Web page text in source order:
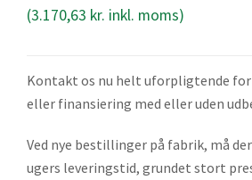
(3.170,63 kr. inkl. moms)
Kontakt os nu helt uforpligtende for
eller finansiering med eller uden
Ved nye bestillinger på fabrik, må
ugers leveringstid, grundet stort